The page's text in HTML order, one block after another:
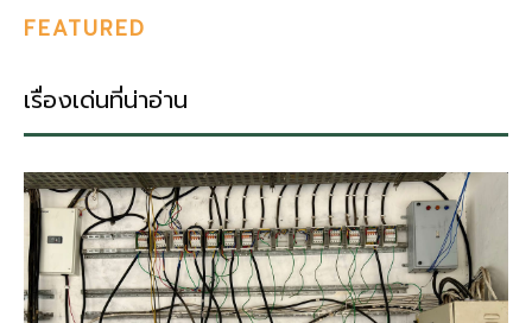
FEATURED
เรื่องเด่นที่น่าอ่าน